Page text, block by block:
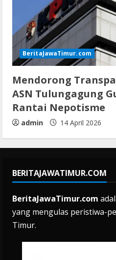
BeritaJawaTimur.com
Mendorong
ASN Tulungagung
Rantai Nepotisme
admin 14 April 2026
BERITAJAWATIMUR.COM
BeritaJawaTimur.com
yang mengulas peristiwa-
Timur.